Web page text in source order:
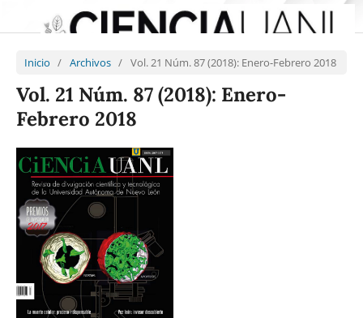
Inicio / Archivos / Vol. 21 Núm. 87 (2018): Enero-Febrero 2018
Vol. 21 Núm. 87 (2018): Enero-
Febrero 2018